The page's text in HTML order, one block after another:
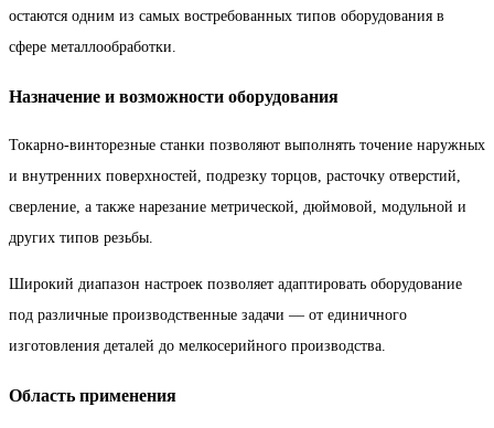
остаются одним из самых востребованных типов оборудования в
сфере металлообработки.
Назначение и возможности оборудования
Токарно-винторезные станки позволяют выполнять точение наружных
и внутренних поверхностей, подрезку торцов, расточку отверстий,
сверление, а также нарезание метрической, дюймовой, модульной и
других типов резьбы.
Широкий диапазон настроек позволяет адаптировать оборудование
под различные производственные задачи — от единичного
изготовления деталей до мелкосерийного производства.
Область применения